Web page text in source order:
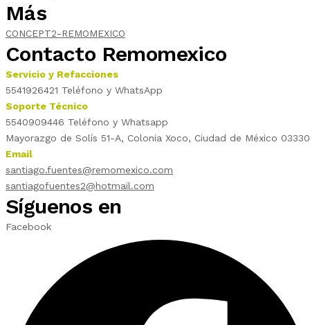
Más
CONCEPT2-REMOMEXICO
Contacto Remomexico
Servicio y Refacciones
5541926421 Teléfono y WhatsApp
Soporte Técnico
5540909446 Teléfono y Whatsapp
Mayorazgo de Solís 51-A, Colonia Xoco, Ciudad de México 03330
Email
santiago.fuentes@remomexico.com
santiagofuentes2@hotmail.com
Síguenos en
Facebook